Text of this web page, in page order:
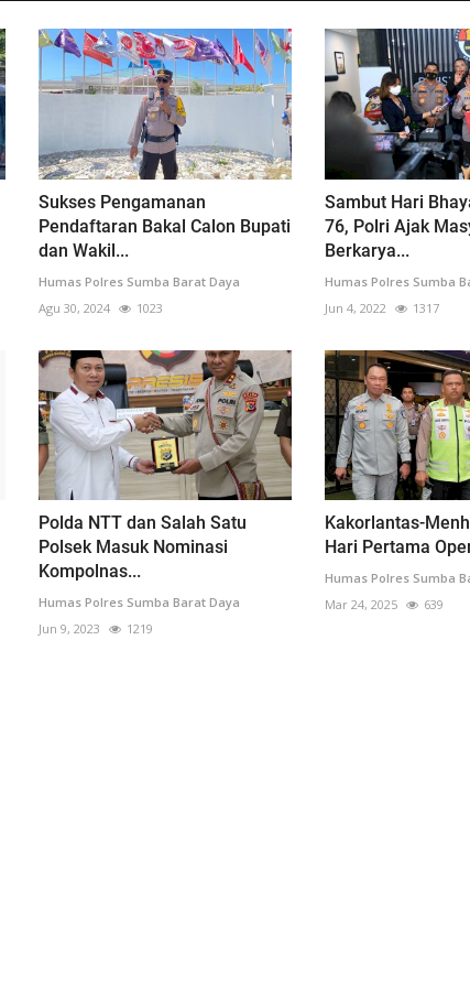
Sukses Pengamanan
Pendaftaran Bakal Calon Bupati
dan Wakil...
Humas Polres Sumba Barat Daya
Agu 30, 2024
1023
Sambut Hari
76, Polri Ajak
Berkarya...
Humas Polres Sumba
Jun 4, 2022
1317
Polda NTT dan Salah Satu
Polsek Masuk Nominasi
Kompolnas...
Humas Polres Sumba Barat Daya
Jun 9, 2023
1219
Kakorlantas-
Hari Pertama
Humas Polres Sumba
Mar 24, 2025
639